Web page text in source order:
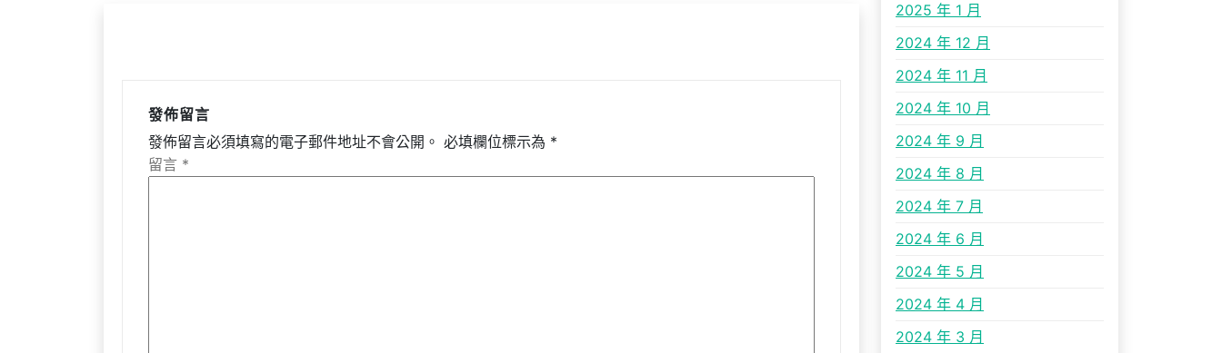
發佈留言
發佈留言必須填寫的電子郵件地址不會公開。 必填欄位標示為 *
留言 *
2025 年 1 月
2024 年 12 月
2024 年 11 月
2024 年 10 月
2024 年 9 月
2024 年 8 月
2024 年 7 月
2024 年 6 月
2024 年 5 月
2024 年 4 月
2024 年 3 月